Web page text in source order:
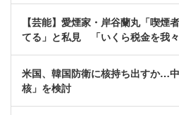
【芸能】愛煙家・岸谷蘭丸「喫煙
てる」と私見 「いくら税金を我々
米国、韓国防衛に核持ち出すか…
核」を検討